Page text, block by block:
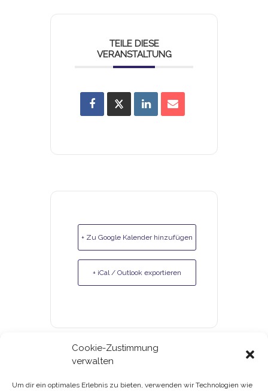
Cookie-Zustimmung
verwalten
Um dir ein optimales Erlebnis zu bieten, verwenden wir Technologien wie
TEILE DIESE
VERANSTALTUNG
+ Zu Google Kalender hinzufügen
+ iCal / Outlook exportieren